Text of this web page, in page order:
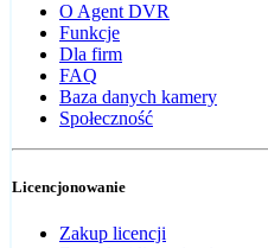
O Agent DVR
Funkcje
Dla firm
FAQ
Baza danych kamery
Społeczność
Licencjonowanie
Zakup licencji